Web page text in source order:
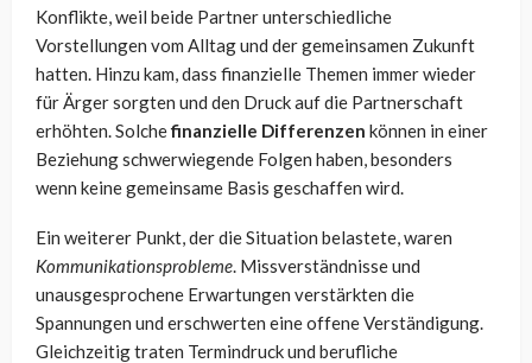
Konflikte, weil beide Partner unterschiedliche
Vorstellungen vom Alltag und der gemeinsamen Zukunft
hatten. Hinzu kam, dass finanzielle Themen immer wieder
für Ärger sorgten und den Druck auf die Partnerschaft
erhöhten. Solchefinanzielle Differenzen können in einer
Beziehung schwerwiegende Folgen haben, besonders
wenn keine gemeinsame Basis geschaffen wird.
Ein weiterer Punkt, der die Situation belastete, waren
Kommunikationsprobleme. Missverständnisse und
unausgesprochene Erwartungen verstärkten die
Spannungen und erschwerten eine offene Verständigung.
Gleichzeitig traten Termindruck und berufliche